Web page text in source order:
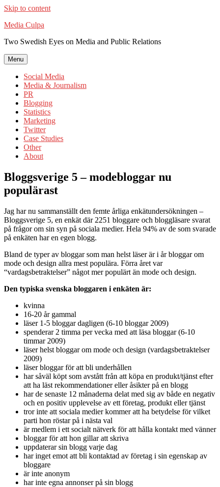
Skip to content
Media Culpa
Two Swedish Eyes on Media and Public Relations
Menu
Social Media
Media & Journalism
PR
Blogging
Statistics
Marketing
Twitter
Case Studies
Other
About
Bloggsverige 5 – modebloggar nu
populärast
Jag har nu sammanställt den femte årliga enkätundersökningen –
Bloggsverige 5, en enkät där 2251 bloggare och bloggläsare svarat
på frågor om sin syn på sociala medier. Hela 94% av de som svarade
på enkäten har en egen blogg.
Bland de typer av bloggar som man helst läser är i år bloggar om
mode och design allra mest populära. Förra året var
“vardagsbetraktelser” något mer populärt än mode och design.
Den typiska svenska bloggaren i enkäten är:
kvinna
16-20 år gammal
läser 1-5 bloggar dagligen (6-10 bloggar 2009)
spenderar 2 timma per vecka med att läsa bloggar (6-10
timmar 2009)
läser helst bloggar om mode och design (vardagsbetraktelser
2009)
läser bloggar för att bli underhållen
har såväl köpt som avstått från att köpa en produkt/tjänst efter
att ha läst rekommendationer eller åsikter på en blogg
har de senaste 12 månaderna delat med sig av både en negativ
och en positiv upplevelse av ett företag, produkt eller tjänst
tror inte att sociala medier kommer att ha betydelse för vilket
parti hon röstar på i nästa val
är medlem i ett socialt nätverk för att hålla kontakt med vänner
bloggar för att hon gillar att skriva
uppdaterar sin blogg varje dag
har inget emot att bli kontaktad av företag i sin egenskap av
bloggare
är inte anonym
har inte egna annonser på sin blogg